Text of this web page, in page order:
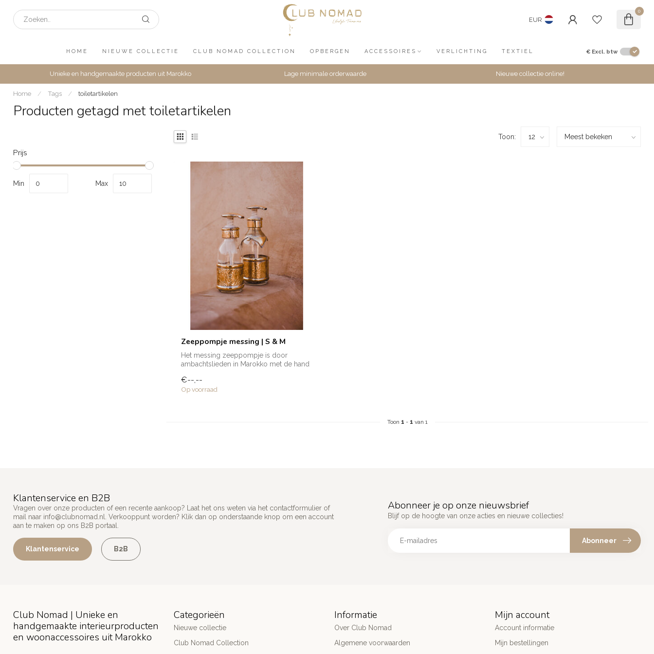
EUR
0
HOME NIEUWE COLLECTIE CLUB NOMAD COLLECTION OPBERGEN ACCESSOIRES VERLICHTING TEXTIEL € Excl. btw
Unieke en handgemaakte producten uit Marokko Lage minimale orderwaarde Nieuwe collectie online!
Home / Tags / toiletartikelen
Producten getagd met toiletartikelen
Prijs
Min Max
Toon:
Zeeppompje messing | S & M
Het messing zeeppompje is door
ambachtslieden in Marokko met de hand
€--,--
Op voorraad
Toon 1 - 1 van 1
Klantenservice en B2B
Vragen over onze producten of een recente aankoop? Laat het ons weten via het contactformulier of
mail naar info@clubnomad.nl . Verkooppunt worden? Klik dan op onderstaande knop om een account
aan te maken op ons B2B portaal.
Klantenservice B2B
Abonneer je op onze nieuwsbrief
Blijf op de hoogte van onze acties en nieuwe collecties!
Abonneer
Club Nomad | Unieke en
handgemaakte interieurproducten
en woonaccessoires uit Marokko
Categorieën
Nieuwe collectie
Club Nomad Collection
Informatie
Over Club Nomad
Algemene voorwaarden
Mijn account
Account informatie
Mijn bestellingen